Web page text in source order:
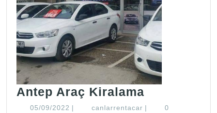
Antep Araç Kiralama
Araç
05/09/2022 05/09/2022
| canlarrentacar canlarrentacar
|
0